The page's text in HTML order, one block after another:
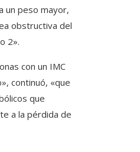
un peso mayor,
obstructiva del
2».
con un IMC
continuó, «que
que
a la pérdida de